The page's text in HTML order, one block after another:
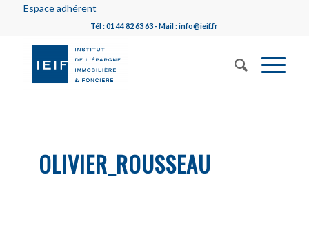
Espace adhérent
Tél : 01 44 82 63 63 - Mail : info@ieif.fr
OLIVIER_ROUSSEAU